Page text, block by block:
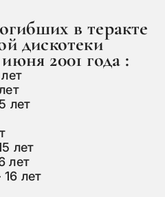
в теракте
дискотеки
2001 года :
лет
лет
лет
лет